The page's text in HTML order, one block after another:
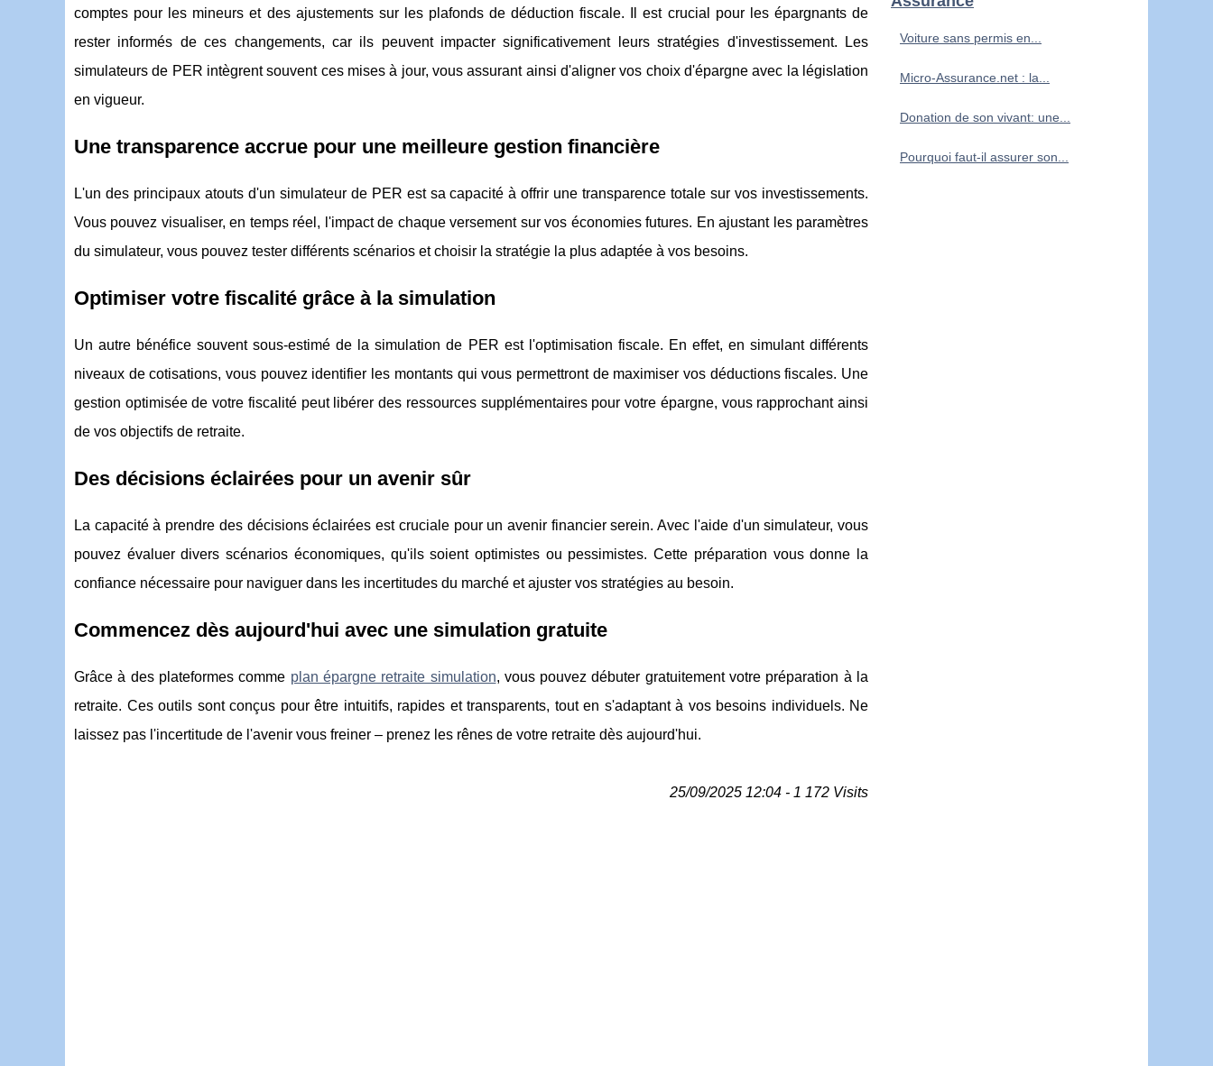
comptes pour les mineurs et des ajustements sur les plafonds de déduction fiscale. Il est crucial pour les épargnants de
rester informés de ces changements, car ils peuvent impacter significativement leurs stratégies d'investissement. Les
simulateurs de PER intègrent souvent ces mises à jour, vous assurant ainsi d'aligner vos choix d'épargne avec la législation
en vigueur.
Une transparence accrue pour une meilleure gestion financière
L'un des principaux atouts d'un simulateur de PER est sa capacité à offrir une transparence totale sur vos investissements.
Vous pouvez visualiser, en temps réel, l'impact de chaque versement sur vos économies futures. En ajustant les paramètres
du simulateur, vous pouvez tester différents scénarios et choisir la stratégie la plus adaptée à vos besoins.
Optimiser votre fiscalité grâce à la simulation
Un autre bénéfice souvent sous-estimé de la simulation de PER est l'optimisation fiscale. En effet, en simulant différents
niveaux de cotisations, vous pouvez identifier les montants qui vous permettront de maximiser vos déductions fiscales. Une
gestion optimisée de votre fiscalité peut libérer des ressources supplémentaires pour votre épargne, vous rapprochant ainsi
de vos objectifs de retraite.
Des décisions éclairées pour un avenir sûr
La capacité à prendre des décisions éclairées est cruciale pour un avenir financier serein. Avec l'aide d'un simulateur, vous
pouvez évaluer divers scénarios économiques, qu'ils soient optimistes ou pessimistes. Cette préparation vous donne la
confiance nécessaire pour naviguer dans les incertitudes du marché et ajuster vos stratégies au besoin.
Commencez dès aujourd'hui avec une simulation gratuite
Grâce à des plateformes comme plan épargne retraite simulation, vous pouvez débuter gratuitement votre préparation à la
retraite. Ces outils sont conçus pour être intuitifs, rapides et transparents, tout en s'adaptant à vos besoins individuels. Ne
laissez pas l'incertitude de l'avenir vous freiner – prenez les rênes de votre retraite dès aujourd'hui.
25/09/2025 12:04 - 1 172 Visits
Voiture sans permis en...
Micro-Assurance.net : la...
Donation de son vivant: une...
Pourquoi faut-il assurer son...